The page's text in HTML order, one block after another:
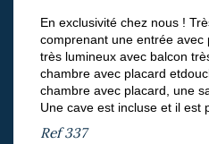
En exclusivité chez nous !
comprenant une entrée
très lumineux avec balcon
chambre avec placard
chambre avec placard, une
Une cave est incluse et il est
Ref337